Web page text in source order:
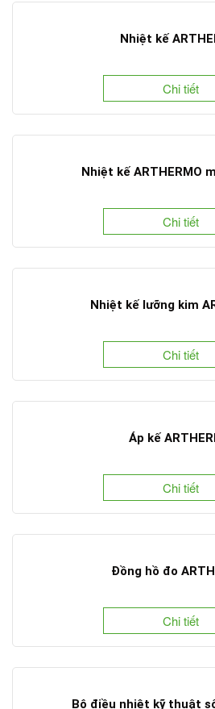
Nhiệt kế
Chi tiết
Nhiệt kế ARTHERMO
Chi tiết
Nhiệt kế lưỡng kim
Chi tiết
Áp kế
Chi tiết
Đồng hồ đo
Chi tiết
Bộ điều nhiệt kỹ thuật